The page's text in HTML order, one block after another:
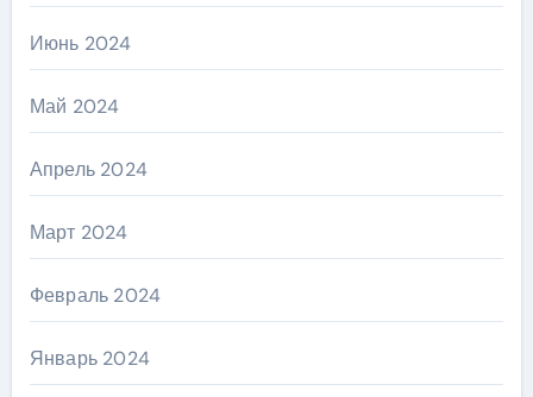
Июнь 2024
Май 2024
Апрель 2024
Март 2024
Февраль 2024
Январь 2024